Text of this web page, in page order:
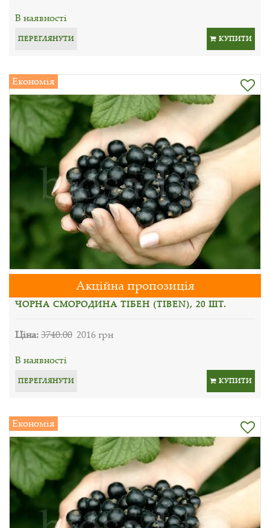
В наявності
ПЕРЕГЛЯНУТИ КУПИТИ
Економія
Акційна пропозиція
ЧОРНА СМОРОДИНА ТІБЕН (TIBEN), 20 ШТ.
Ціна:3740.00 2016 грн
В наявності
ПЕРЕГЛЯНУТИ КУПИТИ
Економія